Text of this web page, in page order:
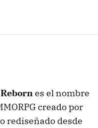
es el nombre
creado por
rediseñado desde